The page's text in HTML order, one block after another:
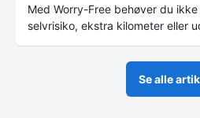
Med Worry-Free behøver du
selvrisiko, ekstra kilometer eller
Se alle